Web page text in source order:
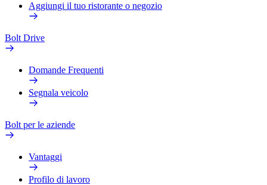
Aggiungi il tuo ristorante o negozio
Bolt Drive
Domande Frequenti
Segnala veicolo
Bolt per le aziende
Vantaggi
Profilo di lavoro